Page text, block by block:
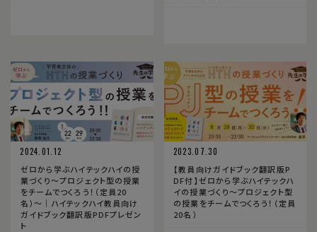
2024.01.12
ゼロから学ぶハイテックハイの授
業づくり〜プロジェクト型の授業
をチームでつくろう！（定員20
名）〜｜ハイテックハイ教員向け
ガイドブック翻訳版PDFプレゼン
ト
2023.07.30
【教員向けガイドブック翻訳版P
DF付】ゼロから学ぶハイテックハ
イの授業づくり〜プロジェクト型
の授業をチームでつくろう！（定員
20名）